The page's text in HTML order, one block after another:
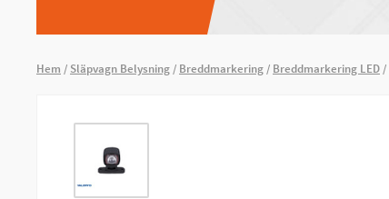
Hem Släpvagn Belysning Breddmarkering Breddmarkering LED